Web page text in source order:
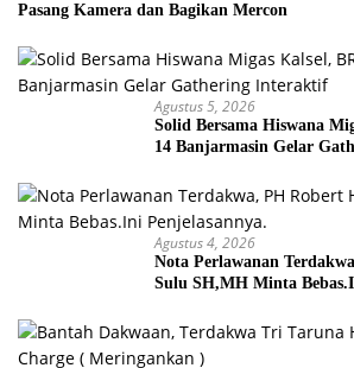
Pasang Kamera dan Bagikan Mercon
Agustus 5, 2026
Solid Bersama Hiswana
14 Banjarmasin Gelar
Agustus 4, 2026
Nota Perlawanan
Sulu SH,MH Minta